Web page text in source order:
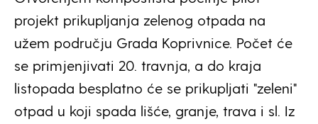
projekt prikupljanja zelenog otpada na
užem području Grada Koprivnice. Počet će
se primjenjivati 20. travnja, a do kraja
listopada besplatno će se prikupljati "zeleni"
otpad u koji spada lišće, granje, trava i sl. Iz